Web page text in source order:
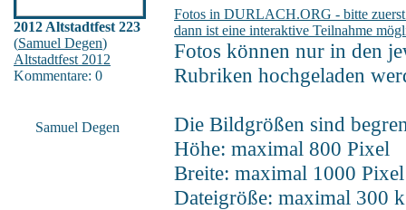
2012 Altstadtfest 223
(Samuel Degen)
Altstadtfest 2012
Kommentare: 0
Samuel Degen
Fotos in DURLACH.ORG - bitte zuerst
dann ist eine interaktive Teilnahme
Fotos können nur in den
Rubriken hochgeladen
Die Bildgrößen sind
Höhe: maximal 800 Pixel
Breite: maximal 1000 Pixel
Dateigröße: maximal 300 k